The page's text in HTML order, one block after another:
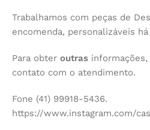
Trabalhamos com peças de
encomenda, personalizáveis
Para obter outras
contato com o atendimento.
Fone (41) 99918-5436.
https://www.instagram.com/